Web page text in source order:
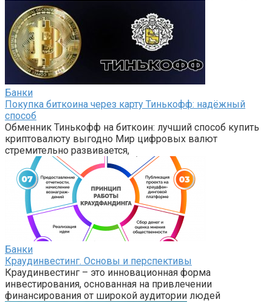
Банки
Покупка биткоина через карту Тинькофф: надёжный
способ
Обменник Тинькофф на биткоин: лучший способ купить
криптовалюту выгодно Мир цифровых валют
стремительно развивается,
Банки
Краудинвестинг. Основы и перспективы
Краудинвестинг – это инновационная форма
инвестирования, основанная на привлечении
финансирования от широкой аудитории людей